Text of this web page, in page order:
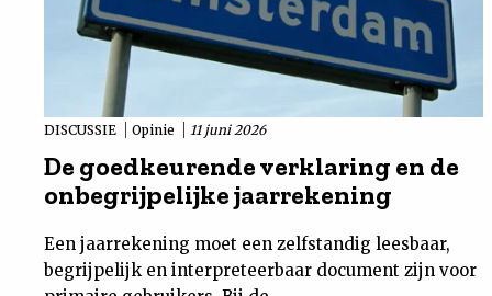
DISCUSSIE Opinie 11 juni 2026
De goedkeurende verklaring en de
onbegrijpelijke jaarrekening
Een jaarrekening moet een zelfstandig leesbaar,
begrijpelijk en interpreteerbaar document zijn voor